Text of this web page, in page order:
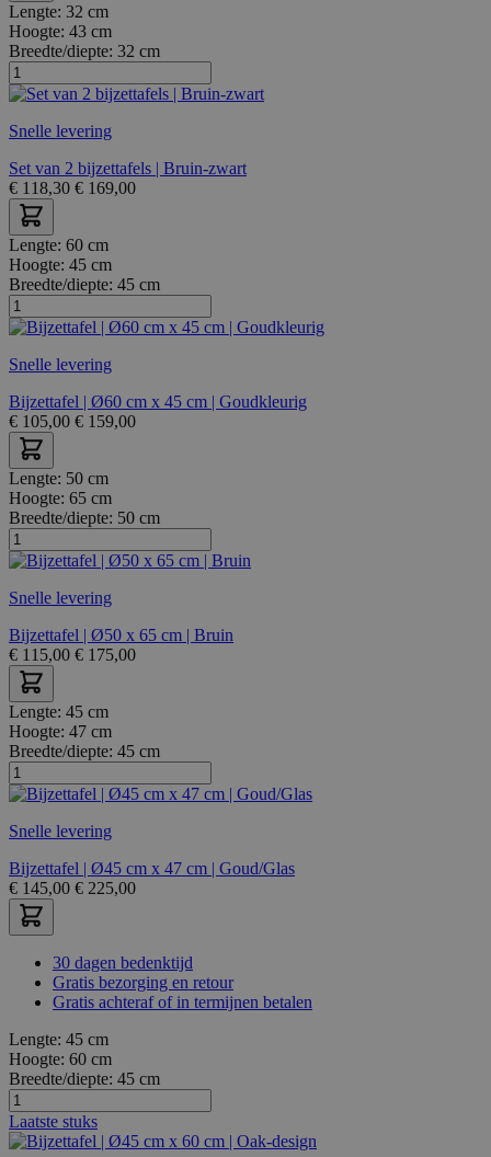
Lengte: 32 cm
Hoogte: 43 cm
Breedte/diepte: 32 cm
Snelle levering
Set van 2 bijzettafels | Bruin-zwart
€ 118,30 € 169,00
Lengte: 60 cm
Hoogte: 45 cm
Breedte/diepte: 45 cm
Snelle levering
Bijzettafel | Ø60 cm x 45 cm | Goudkleurig
€ 105,00 € 159,00
Lengte: 50 cm
Hoogte: 65 cm
Breedte/diepte: 50 cm
Snelle levering
Bijzettafel | Ø50 x 65 cm | Bruin
€ 115,00 € 175,00
Lengte: 45 cm
Hoogte: 47 cm
Breedte/diepte: 45 cm
Snelle levering
Bijzettafel | Ø45 cm x 47 cm | Goud/Glas
€ 145,00 € 225,00
30 dagen bedenktijd
Gratis bezorging en retour
Gratis achteraf of in termijnen betalen
Lengte: 45 cm
Hoogte: 60 cm
Breedte/diepte: 45 cm
Laatste stuks